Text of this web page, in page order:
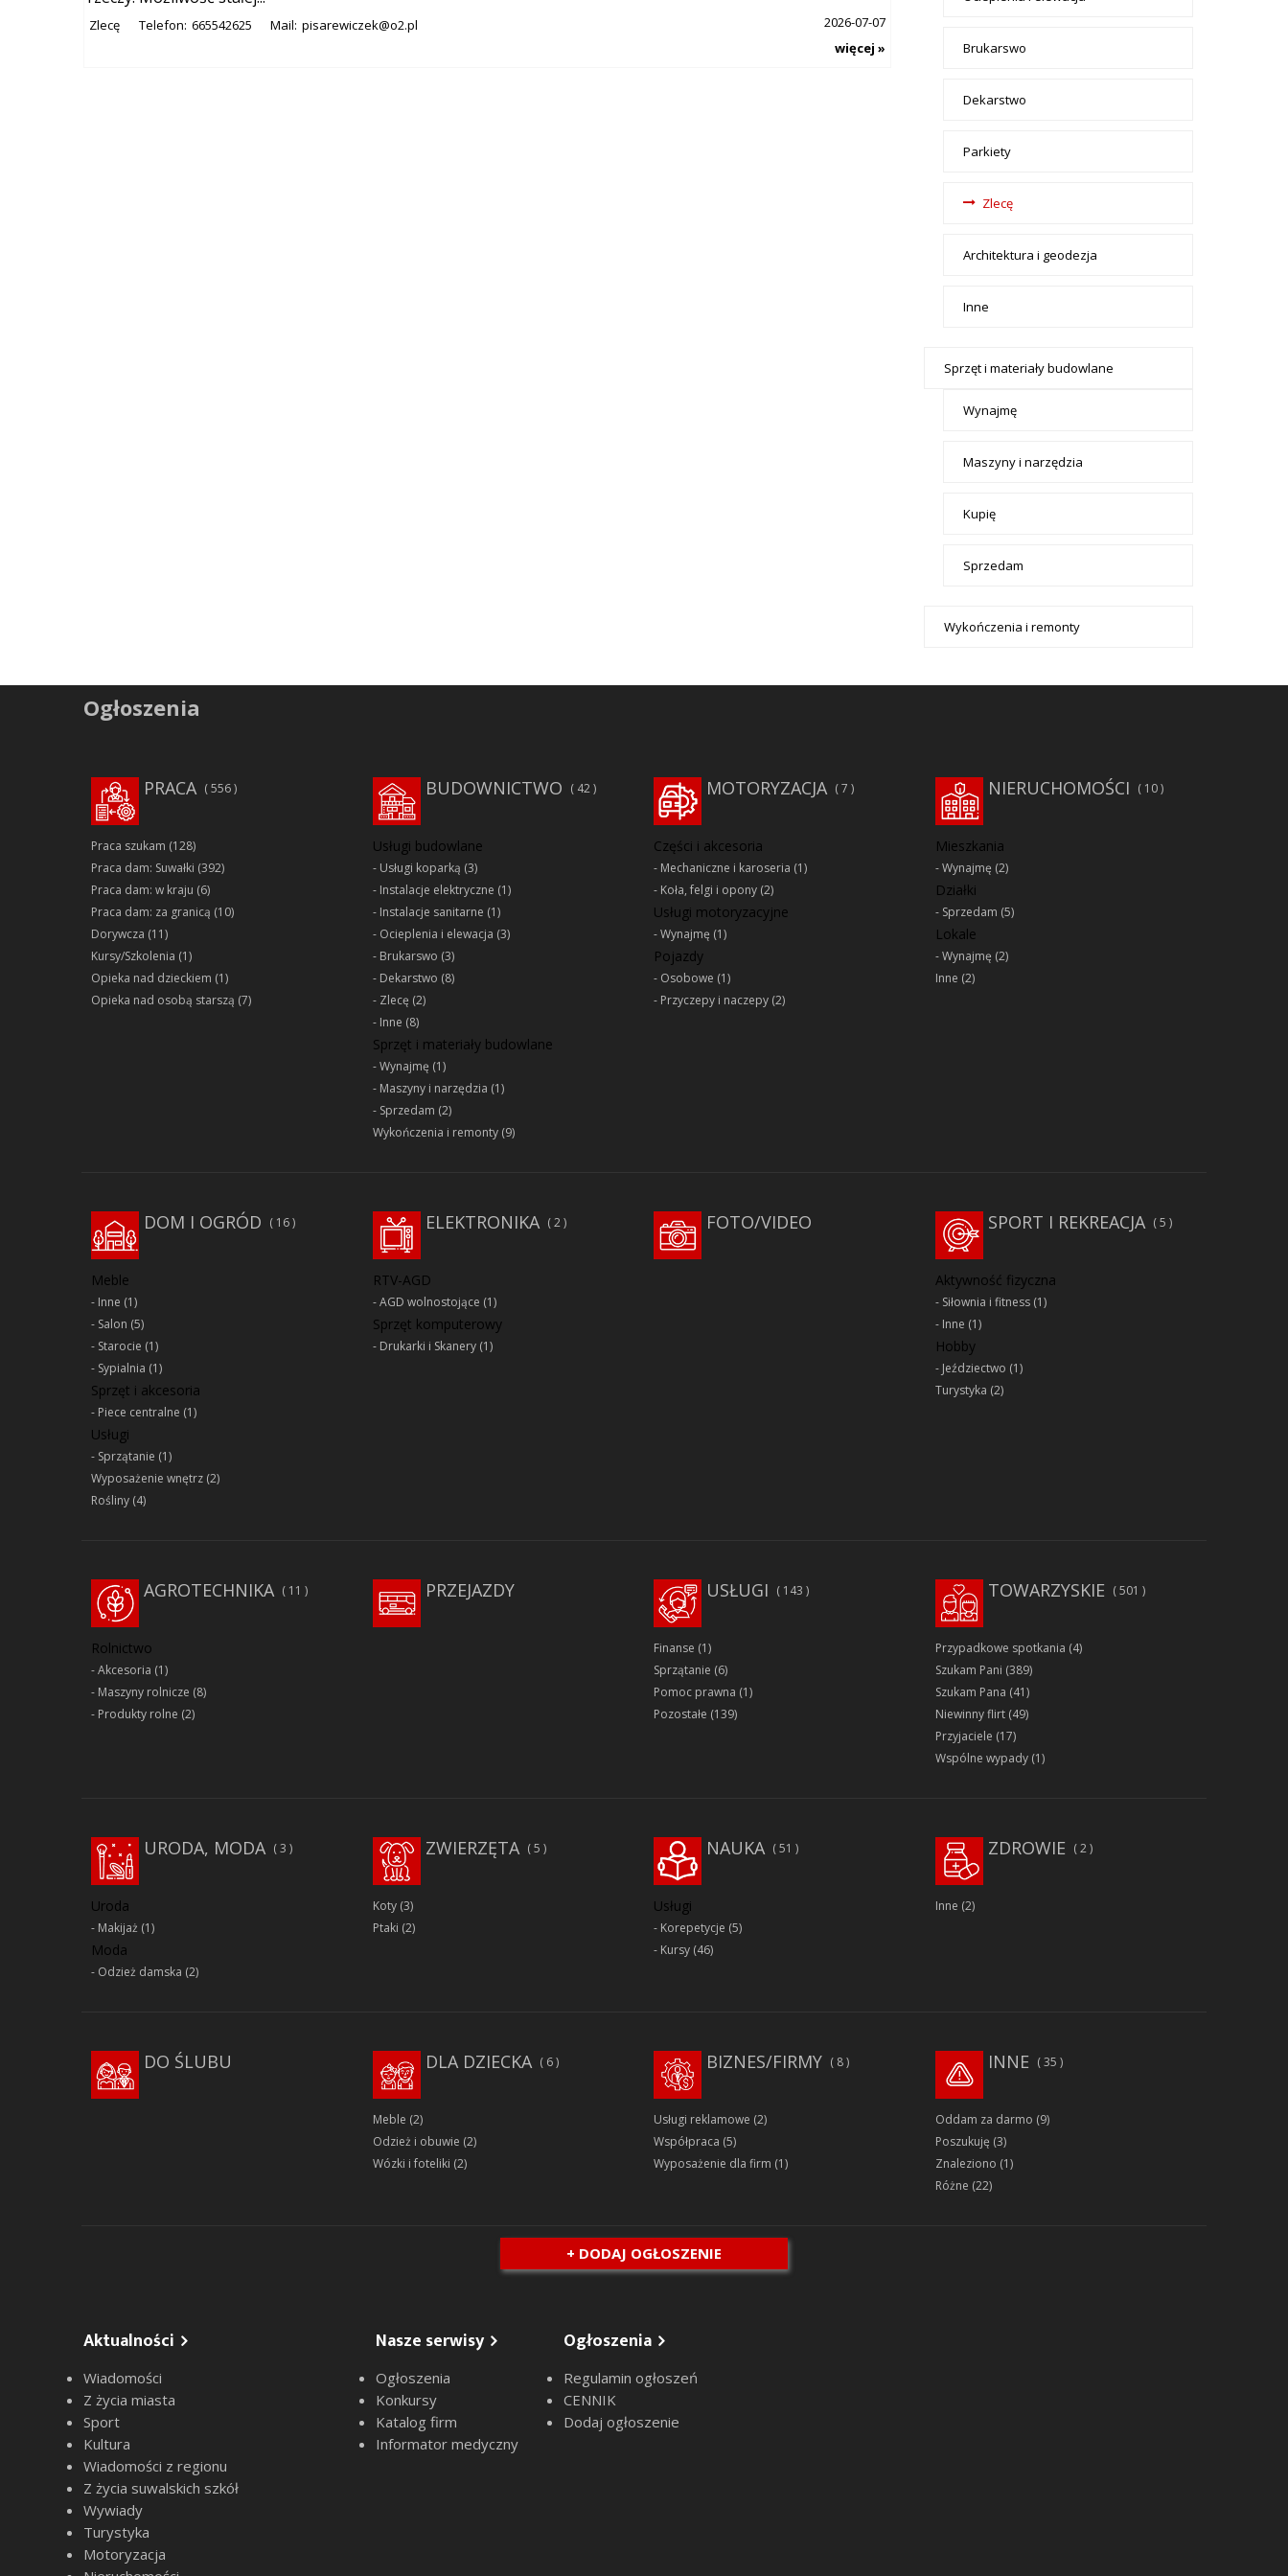
Zlecę Telefon: 665542625 Mail: pisarewiczek@o2.pl
2026-07-07
więcej »
Brukarswo
Dekarstwo
Parkiety
Zlecę
Architektura i geodezja
Inne
Sprzęt i materiały budowlane
Wynajmę
Maszyny i narzędzia
Kupię
Sprzedam
Wykończenia i remonty
Ogłoszenia
PRACA 556
Praca szukam (128)
Praca dam: Suwałki (392)
Praca dam: w kraju (6)
Praca dam: za granicą (10)
Dorywcza (11)
Kursy/Szkolenia (1)
Opieka nad dzieckiem (1)
Opieka nad osobą starszą (7)
BUDOWNICTWO 42
Usługi budowlane
Usługi koparką (3)
Instalacje elektryczne (1)
Instalacje sanitarne (1)
Ocieplenia i elewacja (3)
Brukarswo (3)
Dekarstwo (8)
Zlecę (2)
Inne (8)
Sprzęt i materiały budowlane
Wynajmę (1)
Maszyny i narzędzia (1)
Sprzedam (2)
Wykończenia i remonty(9)
MOTORYZACJA 7
Części i akcesoria
Mechaniczne i karoseria (1)
Koła, felgi i opony (2)
Usługi motoryzacyjne
Wynajmę (1)
Pojazdy
Osobowe (1)
Przyczepy i naczepy (2)
NIERUCHOMOŚCI 10
Mieszkania
Wynajmę (2)
Działki
Sprzedam (5)
Lokale
Wynajmę (2)
Inne (2)
DOM I OGRÓD 16
Meble
Inne (1)
Salon (5)
Starocie (1)
Sypialnia (1)
Sprzęt i akcesoria
Piece centralne (1)
Usługi
Sprzątanie (1)
Wyposażenie wnętrz (2)
Rośliny (4)
2
ELEKTRONIKA
RTV-AGD
AGD wolnostojące (1)
Sprzęt komputerowy
Drukarki i Skanery(1)
FOTO/VIDEO SPORT I REKREACJA 5
Aktywność fizyczna
Siłownia i fitness(1)
Inne (1)
Hobby
Jeździectwo (1)
Turystyka (2)
AGROTECHNIKA 11
Rolnictwo
Akcesoria (1)
Maszyny rolnicze (8)
Produkty rolne (2)
PRZEJAZDY 143
USŁUGI
Finanse (1)
Sprzątanie (6)
Pomoc prawna (1)
Pozostałe (139)
TOWARZYSKIE 501
Przypadkowe spotkania (4)
Szukam Pani (389)
Szukam Pana (41)
Niewinny flirt(49)
Przyjaciele (17)
Wspólne wypady(1)
URODA, MODA 3
Uroda
Makijaż (1)
Moda
Odzież damska (2)
ZWIERZĘTA 5
Koty(3)
Ptaki (2)
51
NAUKA
Usługi
Korepetycje (5)
Kursy (46)
ZDROWIE 2
Inne (2)
DO ŚLUBU 6
DLA DZIECKA
Meble (2)
Odzież i obuwie (2)
Wózki i foteliki (2)
8
BIZNES/FIRMY
Usługi reklamowe (2)
Współpraca (5)
Wyposażenie dla firm (1)
35
INNE
Oddam za darmo (9)
Poszukuję (3)
Znaleziono (1)
Różne (22)
+ DODAJ OGŁOSZENIE
Aktualności
Wiadomości
Z życia miasta
Sport
Kultura
Wiadomości z regionu
Z życia suwalskich szkół
Wywiady
Turystyka
Motoryzacja
Nasze serwisy
Ogłoszenia
Konkursy
Katalog firm
Informator medyczny
Ogłoszenia
Regulamin ogłoszeń
CENNIK
Dodaj ogłoszenie